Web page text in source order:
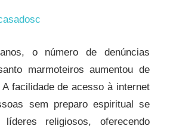
o número de denúncias
marmoteiros aumentou de
facilidade de acesso à internet
sem preparo espiritual se
religiosos, oferecendo